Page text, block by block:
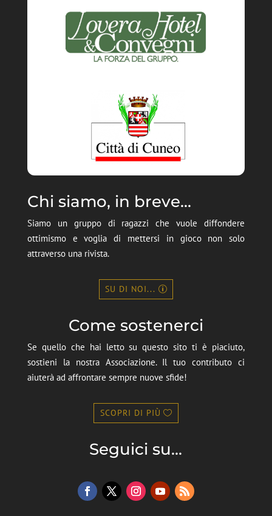
Chi siamo, in breve...
Siamo un gruppo di ragazzi che vuole diffondere
ottimismo e voglia di mettersi in gioco non solo
attraverso una rivista.
SU DI NOI...
Come sostenerci
Se quello che hai letto su questo sito ti è piaciuto,
sostieni la nostra Associazione. Il tuo contributo ci
aiuterà ad affrontare sempre nuove sfide!
SCOPRI DI PIÙ
Seguici su...